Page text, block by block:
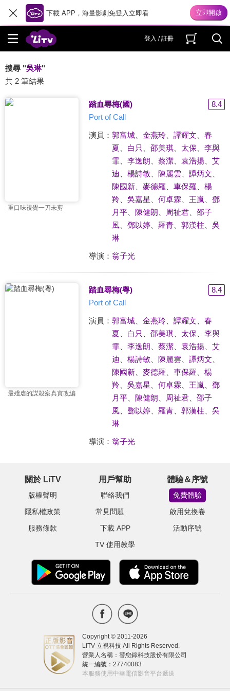
下載 APP，海量影劇免登入立即看
登入 / 註冊
搜尋 "吳琳"
共 2 筆結果
重口味視覺一刀未剪
踏血尋梅(國)
8.4
Port of Call
演員： 郭富城、 金燕玲、 譚耀文
春
夏
白只 邵美琪、 太保
李與
霏、 李逸朗 蔡潔、 袁浩揚、 艾
迪
楊詩敏、 陳麗雲、 譚炳文
陳國新、 麥德羅 車保羅
楊
羚、 吳嘉星 何卓霖 王嵐
鄧
月平、 陳健朗 周祉君、 邵子
風、 鄧以婷、 羅青、 郭漢柱
吳
琳
導演： 翁子光
最殘虐的謀殺案真實改編
踏血尋梅(粵)
8.4
Port of Call
演員： 郭富城、 金燕玲、 譚耀文
春
夏
白只 邵美琪、 太保
李與
霏、 李逸朗 蔡潔、 袁浩揚、 艾
迪
楊詩敏、 陳麗雲、 譚炳文
陳國新、 麥德羅 車保羅
楊
羚、 吳嘉星 何卓霖 王嵐
鄧
月平、 陳健朗 周祉君、 邵子
風、 鄧以婷、 羅青、 郭漢柱
吳
琳
導演： 翁子光
關於 LiTV
版權聲明
隱私權政策
服務條款
用戶幫助
聯絡我們
常見問題
下載 APP
TV 使用教學
體驗＆序號
免費體驗
啟用兌換卷
活動序號
Copyright © 2011-2026
LiTV 立視科技 All Rights Reserved.
營業人名稱：替您錄科技股份有限公司
統一編號：27740083
本服務使用中華電信影音平台遞送